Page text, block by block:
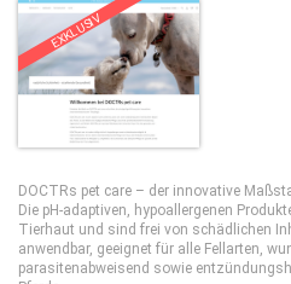
EXKLUSIV
DOCTRs pet care – der innovative
Die pH-adaptiven, hypoallergenen
Tierhaut und sind frei von schädlichen
anwendbar, geeignet für alle Fellarten,
parasitenabweisend sowie